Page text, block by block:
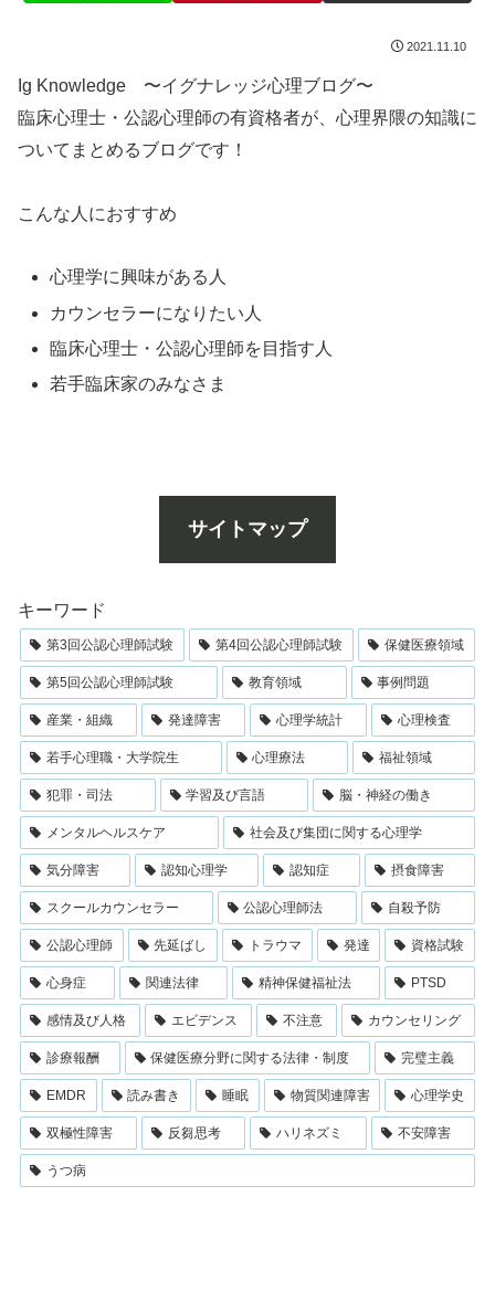
2021.11.10
Ig Knowledge 〜イグナレッジ心理ブログ〜
臨床心理士・公認心理師の有資格者が、心理界隈の知識に
ついてまとめるブログです！
こんな人におすすめ
心理学に興味がある人
カウンセラーになりたい人
臨床心理士・公認心理師を目指す人
若手臨床家のみなさま
サイトマップ
キーワード
第3回公認心理師試験 第4回公認心理師試験 保健医療領域
第5回公認心理師試験 教育領域 事例問題
産業・組織 発達障害 心理学統計 心理検査
若手心理職・大学院生 心理療法 福祉領域
犯罪・司法 学習及び言語 脳・神経の働き
メンタルヘルスケア 社会及び集団に関する心理学
気分障害 認知心理学 認知症 摂食障害
スクールカウンセラー 公認心理師法 自殺予防
公認心理師 先延ばし トラウマ 発達 資格試験
心身症 関連法律 精神保健福祉法 PTSD
感情及び人格 エビデンス 不注意 カウンセリング
診療報酬 保健医療分野に関する法律・制度 完璧主義
EMDR 読み書き 睡眠 物質関連障害 心理学史
双極性障害 反芻思考 ハリネズミ 不安障害
うつ病